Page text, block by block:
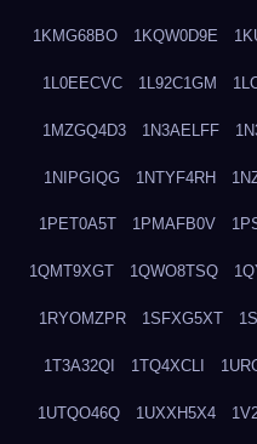
1KMG68BO 1KQW0D9E
1L0EECVC 1L92C1GM
1MZGQ4D3 1N3AELFF
1NIPGIQG 1NTYF4RH
1PET0A5T 1PMAFB0V
1QMT9XGT 1QWO8TSQ
1RYOMZPR 1SFXG5XT
1T3A32QI 1TQ4XCLI
1UTQO46Q 1UXXH5X4